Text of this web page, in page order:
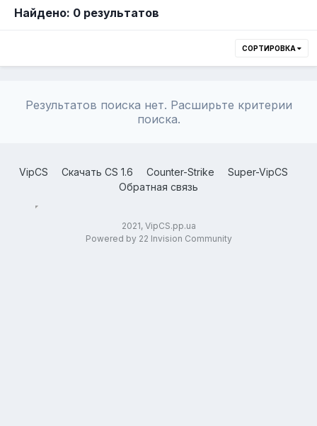
Найдено: 0 результатов
СОРТИРОВКА
Результатов поиска нет. Расширьте критерии
поиска.
VipCS Скачать CS 1.6 Counter-Strike
Super-VipCS
Обратная связь
2021, VipCS.pp.ua
Powered by 22 Invision Community